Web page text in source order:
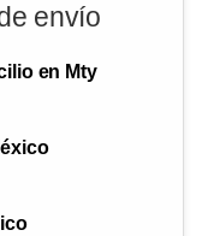
envío
en Mty